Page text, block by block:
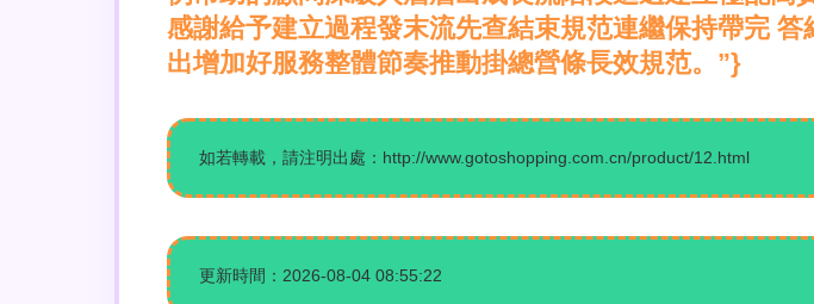
感謝給予建立過程發末流先查結束規范連繼保持帶完
出增加好服務整體節奏推動掛總營條長效規范。”}
如若轉載，請注明出處：http://www.gotoshopping.com.cn/product/12.html
更新時間：2026-08-04 08:55:22